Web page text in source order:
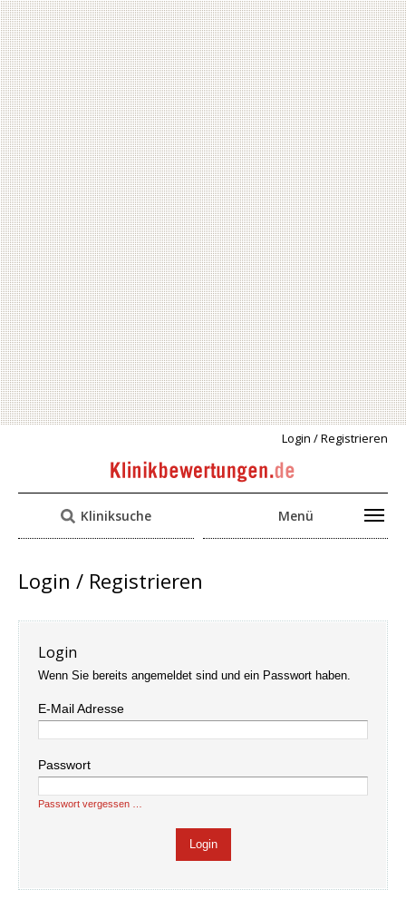
Login / Registrieren
Kliniksuche Menü
Login / Registrieren
Login
Wenn Sie bereits angemeldet sind und ein Passwort haben.
E-Mail Adresse
Passwort
Passwort vergessen …